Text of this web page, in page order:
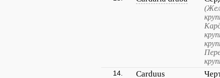
14.
Carduus